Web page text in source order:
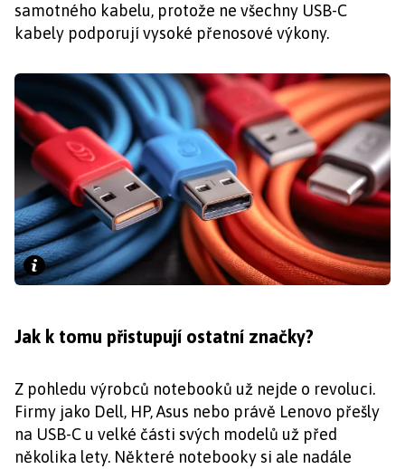
samotného kabelu, protože ne všechny USB-C
kabely podporují vysoké přenosové výkony.
Jak k tomu přistupují ostatní značky?
Z pohledu výrobců notebooků už nejde o revoluci.
Firmy jako Dell, HP, Asus nebo právě Lenovo přešly
na USB-C u velké části svých modelů už před
několika lety. Některé notebooky si ale nadále